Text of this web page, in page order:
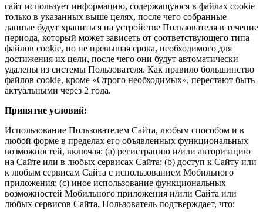
сайт использует информацию, содержащуюся в файлах cookie
только в указанных выше целях, после чего собранные
данные будут храниться на устройстве Пользователя в течение
периода, который может зависеть от соответствующего типа
файлов cookie, но не превышая срока, необходимого для
достижения их цели, после чего они будут автоматически
удалены из системы Пользователя. Как правило большинство
файлов cookie, кроме «Строго необходимых», перестают быть
актуальными через 2 года.
Принятие условий:
Использование Пользователем Сайта, любым способом и в
любой форме в пределах его объявленных функциональных
возможностей, включая: (а) регистрацию и/или авторизацию
на Сайте или в любых сервисах Сайта; (b) доступ к Сайту или
к любым сервисам Сайта с использованием Мобильного
приложения; (c) иное использование функциональных
возможностей Мобильного приложения и/или Сайта или
любых сервисов Сайта, Пользователь подтверждает, что: